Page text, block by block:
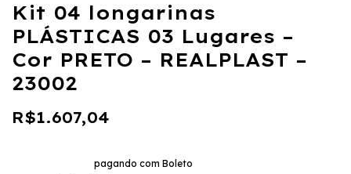
Kit 04 longarinas
PLÁSTICAS 03 Lugares –
Cor PRETO – REALPLAST –
23002
R$1.607,04
pagando com Boleto